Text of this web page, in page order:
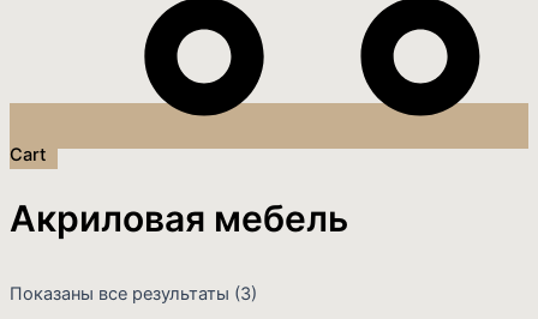
Cart
Акриловая мебель
Показаны все результаты (3)